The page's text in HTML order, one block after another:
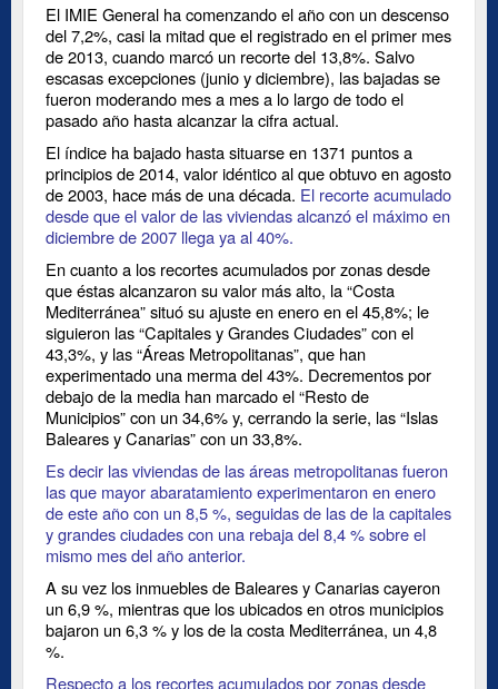
El IMIE General ha comenzando el año con un descenso
del 7,2%, casi la mitad que el registrado en el primer mes
de 2013, cuando marcó un recorte del 13,8%. Salvo
escasas excepciones (junio y diciembre), las bajadas se
fueron moderando mes a mes a lo largo de todo el
pasado año hasta alcanzar la cifra actual.
El índice ha bajado hasta situarse en 1371 puntos a
principios de 2014, valor idéntico al que obtuvo en agosto
de 2003, hace más de una década. El recorte acumulado
desde que el valor de las viviendas alcanzó el máximo en
diciembre de 2007 llega ya al 40%.
En cuanto a los recortes acumulados por zonas desde
que éstas alcanzaron su valor más alto, la “Costa
Mediterránea” situó su ajuste en enero en el 45,8%; le
siguieron las “Capitales y Grandes Ciudades” con el
43,3%, y las “Áreas Metropolitanas”, que han
experimentado una merma del 43%. Decrementos por
debajo de la media han marcado el “Resto de
Municipios” con un 34,6% y, cerrando la serie, las “Islas
Baleares y Canarias” con un 33,8%.
Es decir las viviendas de las áreas metropolitanas fueron
las que mayor abaratamiento experimentaron en enero
de este año con un 8,5 %, seguidas de las de la capitales
y grandes ciudades con una rebaja del 8,4 % sobre el
mismo mes del año anterior.
A su vez los inmuebles de Baleares y Canarias cayeron
un 6,9 %, mientras que los ubicados en otros municipios
bajaron un 6,3 % y los de la costa Mediterránea, un 4,8
%.
Respecto a los recortes acumulados por zonas desde